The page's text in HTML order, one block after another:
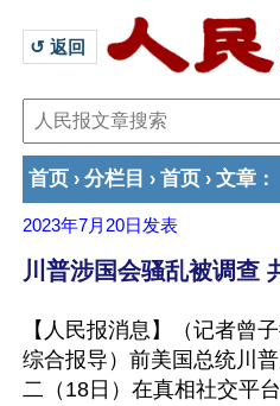
↺ 返回
首页 › 分栏目 › 首页 › 文章 ：
2023年7月20日 发表
川普涉国会骚乱被调查
【人民报消息】（记者曾
综合报导）前美国总统川普
二（18日）在真相社交平台